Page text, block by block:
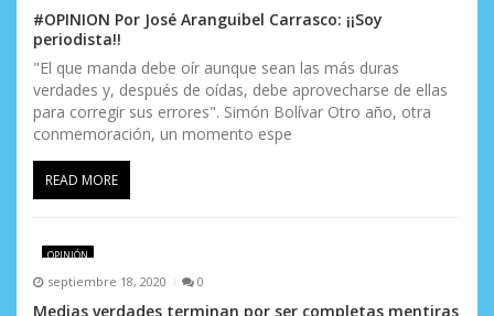
#OPINION Por José Aranguibel Carrasco: ¡¡Soy
periodista!!
"El que manda debe oír aunque sean las más duras
verdades y, después de oídas, debe aprovecharse de ellas
para corregir sus errores". Simón Bolívar Otro año, otra
conmemoración, un momento espe
READ MORE
OPINIÓN
septiembre 18, 2020 0
Medias verdades terminan por ser completas mentiras